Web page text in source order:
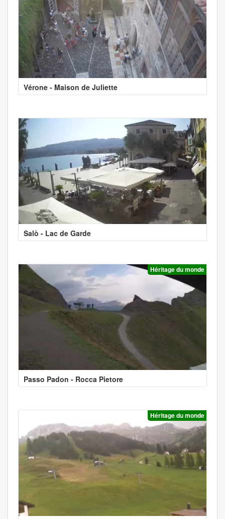
Vérone - Maison de Juliette
Salò - Lac de Garde
Héritage du monde
Passo Padon - Rocca Pietore
Héritage du monde